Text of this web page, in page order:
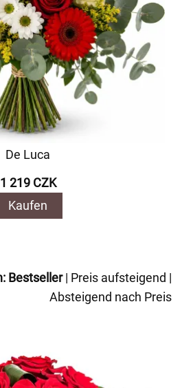
De Luca
1 219 CZK
Kaufen
Bestseller| Preis aufsteigend |
Absteigend nach Preis